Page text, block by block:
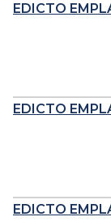
EDICTO
EDICTO
EDICTO